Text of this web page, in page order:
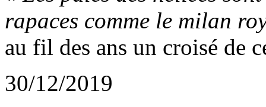
rapaces comme le milan
au fil des ans un croisé de
30/12/2019